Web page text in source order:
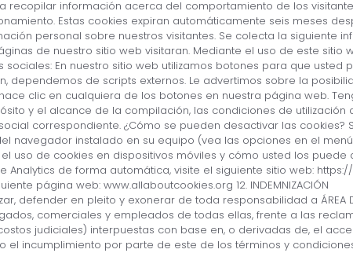
recopilar información acerca del comportamiento de los
Estas cookies expiran automáticamente seis meses
personal sobre nuestros visitantes. Se colecta la siguiente
de nuestro sitio web visitaran. Mediante el uso de este
sociales: En nuestro sitio web utilizamos botones para que
dependemos de scripts externos. Le advertimos sobre la
clic en cualquiera de los botones en nuestra página web.
y el alcance de la compilación, las condiciones de
correspondiente. ¿Cómo se pueden desactivar las
navegador instalado en su equipo (vea las opciones en el
uso de cookies en dispositivos móviles y cómo usted los
Analytics de forma automática, visite el siguiente sitio web:
página web: www.allaboutcookies.org 12. INDEMNIZACIÓN
defender en pleito y exonerar de toda responsabilidad a ÁREA
comerciales y empleados de todas ellas, frente a las
judiciales) interpuestas con base en, o derivadas de, el
el incumplimiento por parte de este de los términos y